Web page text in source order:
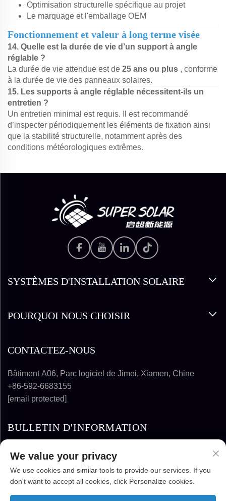
Optimisation structurelle spécifique au projet
Le marquage et l'emballage OEM
Fonctionnement et valeur à long terme visée
14. Quelle est la durée de vie d’un support à angle
réglable ?
La durée de vie attendue est de 25 ans ou plus , conforme
à la durée de vie des panneaux solaires.
15. Les supports à angle réglable nécessitent-ils un
entretien ?
Un entretien minimal est requis. Il est recommandé
d’inspecter périodiquement les éléments de fixation ainsi
que la stabilité structurelle, notamment après des
conditions météorologiques extrêmes.
SYSTÈMES D'INSTALLATION SOLAIRE
POURQUOI NOUS CHOISIR
CONTACTEZ-NOUS
Bâtiment A06, Parc logiciel de Jimei, Xiamen, Chine
+86-592-6683155
[email protected]
BULLETIN D'INFORMATION
We value your privacy
We use cookies and similar tools to provide our services. If you
don't want to accept all cookies, click Personalize cookies.